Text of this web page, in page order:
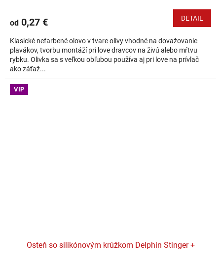
od 0,27 € DETAIL
Klasické nefarbené olovo v tvare olivy vhodné na dovažovanie
plavákov, tvorbu montáží pri love dravcov na živú alebo mŕtvu
rybku. Olivka sa s veľkou obľubou používa aj pri love na prívlač
ako záťaž...
VIP
Osteň so silikónovým krúžkom Delphin Stinger +